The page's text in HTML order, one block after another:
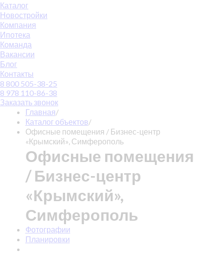
Каталог
Новостройки
Компания
Ипотека
Команда
Вакансии
Блог
Контакты
8 800 505-38-25
8 978 110-86-38
Заказать звонок
Главная/
Каталог объектов/
Офисные помещения / Бизнес-центр
«Крымский», Симферополь
Офисные помещения
/ Бизнес-центр
«Крымский»,
Симферополь
Фотографии
Планировки